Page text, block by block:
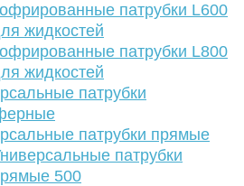
патрубки L600
жидкостей
патрубки L800
жидкостей
патрубки
патрубки прямые
патрубки
500